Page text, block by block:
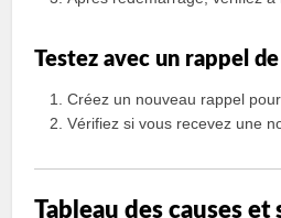
Testez avec un rappel
Créez un nouveau rappel pour
Vérifiez si vous recevez une
Tableau des causes